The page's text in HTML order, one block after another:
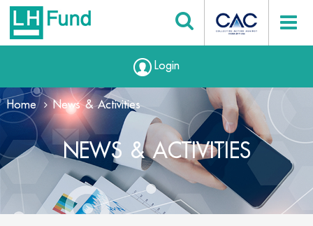
Login
NEWS & ACTIVITIES
Home News & Activities